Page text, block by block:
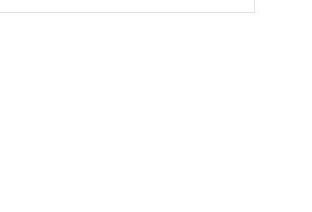
响；<&list>3.稳定器的转向胶套和球头